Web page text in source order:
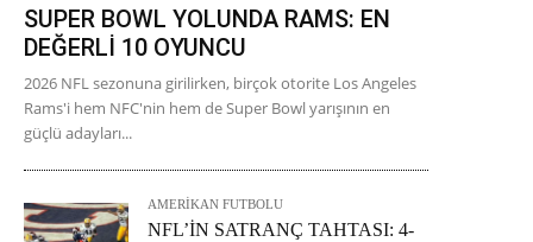
SUPER BOWL YOLUNDA RAMS: EN
DEĞERLİ 10 OYUNCU
2026 NFL sezonuna girilirken, birçok otorite Los Angeles
Rams'i hem NFC'nin hem de Super Bowl yarışının en
güçlü adayları...
AMERİKAN FUTBOLU
NFL’İN SATRANÇ TAHTASI: 4-